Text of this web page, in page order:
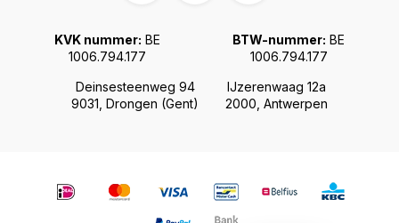
Deinsesteenweg 94
9031, Drongen (Gent)
IJzerenwaag 12a
2000, Antwerpen
KVK nummer: BE
1006.794.177
BTW-nummer: BE
1006.794.177